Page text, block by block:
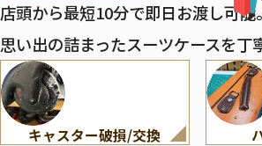
店頭から最短10分で即日お渡し可能
思い出の詰まったスーツケースを丁
キャスター破損/交換